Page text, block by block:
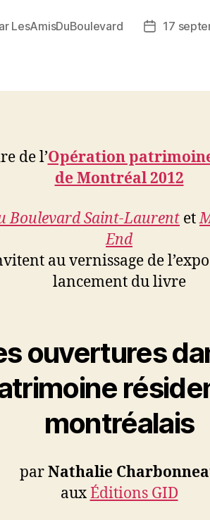
LesAmisDuBoulevard
Date
17
de l’Opération
de Montréal 2012
Boulevard Saint-Laurent et
End
au vernissage de
lancement du livre
ouvertures
montréalais
parNathalie
auxÉditions GID